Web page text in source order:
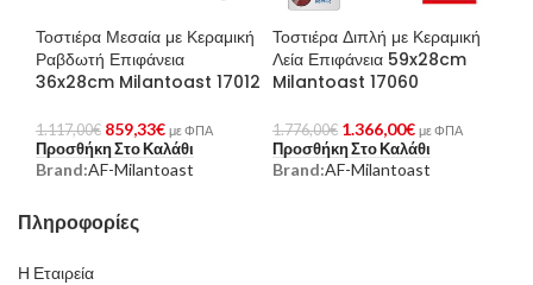
Τοστιέρα Μεσαία με Κεραμική
Ραβδωτή Επιφάνεια
36x28cm Milantoast 17012
1.117,00€ 859,33€ με ΦΠΑ
Προσθήκη Στο Καλάθι
Brand:AF-Milantoast
Τοστιέρα Διπλή με Κεραμική
Λεία Επιφάνεια 59x28cm
Milantoast 17060
1.776,00€ 1.366,00€ με ΦΠΑ
Προσθήκη Στο Καλάθι
Brand:AF-Milantoast
Πληροφορίες
Η Εταιρεία